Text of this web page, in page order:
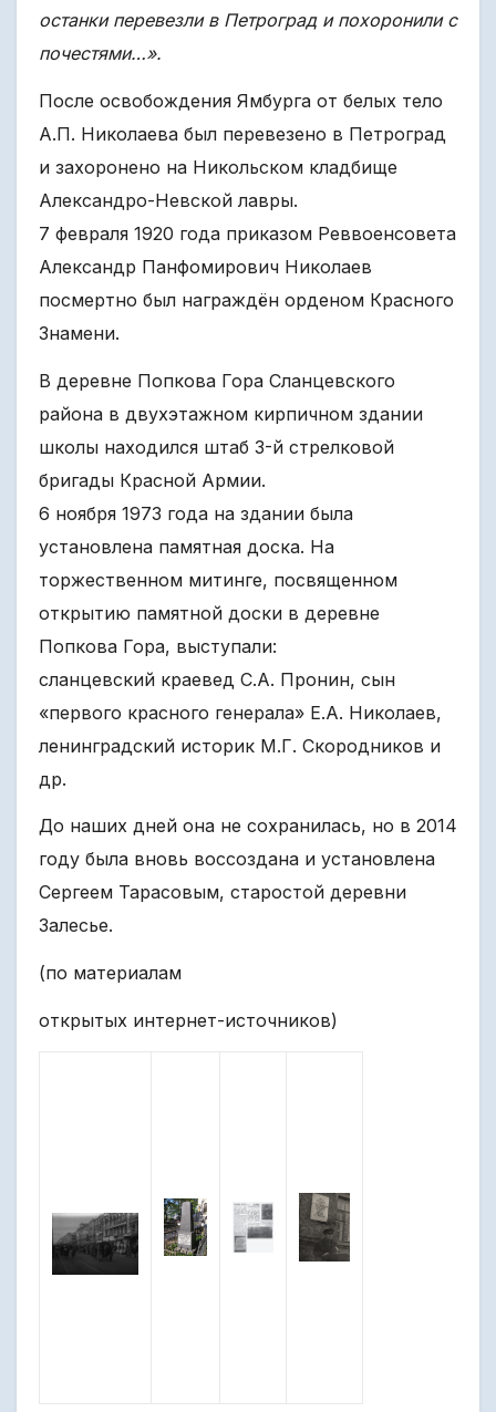
останки перевезли в Петроград и похоронили с
почестями…».
После освобождения Ямбурга от белых тело
А.П. Николаева был перевезено в Петроград
и захоронено на Никольском кладбище
Александро-Невской лавры.
7 февраля 1920 года приказом Реввоенсовета
Александр Панфомирович Николаев
посмертно был награждён орденом Красного
Знамени.
В деревне Попкова Гора Сланцевского
района в двухэтажном кирпичном здании
школы находился штаб 3-й стрелковой
бригады Красной Армии.
6 ноября 1973 года на здании была
установлена памятная доска. На
торжественном митинге, посвященном
открытию памятной доски в деревне
Попкова Гора, выступали:
сланцевский краевед С.А. Пронин, сын
«первого красного генерала» Е.А. Николаев,
ленинградский историк М.Г. Скородников и
др.
До наших дней она не сохранилась, но в 2014
году была вновь воссоздана и установлена
Сергеем Тарасовым, старостой деревни
Залесье.
(по материалам
открытых интернет-источников)